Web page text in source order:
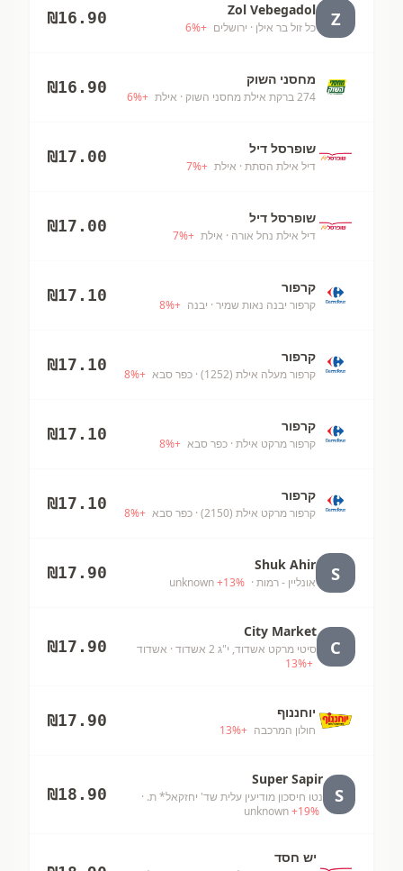
Z
Zol Vebegadol
כל זול בר אילן · ירושלים +
6%
₪16.90
מחסני השוק
274 ברקת אילת מחסני השוק · אילת +
6%
₪16.90
שופרסל דיל
דיל אילת הסתת · אילת +
7%
₪17.00
שופרסל דיל
דיל אילת נחל אורה · אילת +
7%
₪17.00
קרפור
קרפור יבנה נאות שמיר · יבנה +
8%
₪17.10
קרפור
קרפור מעלה אילת (1252) · כפר סבא +
8%
₪17.10
קרפור
קרפור מרקט אילת · כפר סבא +
8%
₪17.10
קרפור
קרפור מרקט אילת (2150) · כפר סבא +
8%
₪17.10
S
Shuk Ahir
אונליין - רמות · unknown
+13%
₪17.90
C
City Market
סיטי מרקט אשדוד, י"ג 2 אשדוד
· אשדוד
+
13%
₪17.90
יוחננוף
חולון המרכבה +
13%
₪17.90
S
Super Sapir
נטו חיסכון מודיעין עלית שד' יחזקאל* ת. ·
unknown+19%
₪18.90
יש חסד